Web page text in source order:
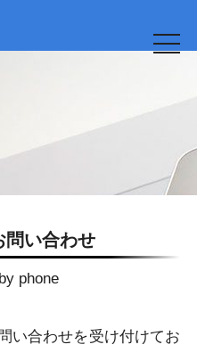
t
o
g
a
問い合わせ
phone
い合わせを受け付けてお